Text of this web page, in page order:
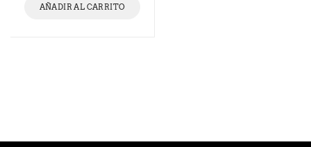
AÑADIR AL CARRITO